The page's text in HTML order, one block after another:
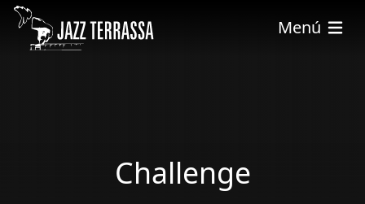
Vés al contingut
Menú
Challenge